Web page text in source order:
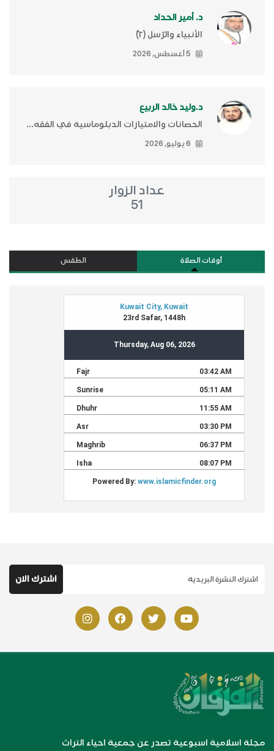
د. أمير الحداد
الأنبياء والرّسل (٢)ّ
5 أغسطس, 2026
د.وليد خالد الربيع
الحصانات والامتيازات الدبلوماسية في الفقه...
6 يوليو, 2026
عداد الزوار
51
أوقات الصلاة الطقس
مجلة اسلامية اسبوعية تصدر عن جمعية احياء التراث